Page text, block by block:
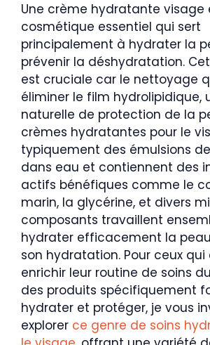
Une crème hydratante visage
cosmétique essentiel qui sert
principalement à hydrater la
prévenir la déshydratation.
est cruciale car le nettoyage
éliminer le film hydrolipidique,
naturelle de protection de la
crèmes hydratantes pour le
typiquement des émulsions
dans eau et contiennent des
actifs bénéfiques comme le
marin, la glycérine, et divers
composants travaillent
hydrater efficacement la
son hydratation. Pour ceux
enrichir leur routine de soins
des produits spécifiquement
hydrater et protéger, je vous
explorer ce genre de soins